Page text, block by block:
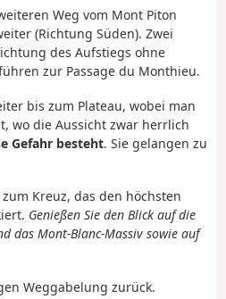
Weg vom Mont Piton
(Richtung Süden). Zwei
des Aufstiegs ohne
zur Passage du Monthieu.
bis zum Plateau, wobei man
wo die Aussicht zwar herrlich
Gefahr besteht. Sie gelangen zu
Kreuz, das den höchsten
Genießen Sie den Blick auf die
das Mont-Blanc-Massiv sowie auf
Weggabelung zurück.